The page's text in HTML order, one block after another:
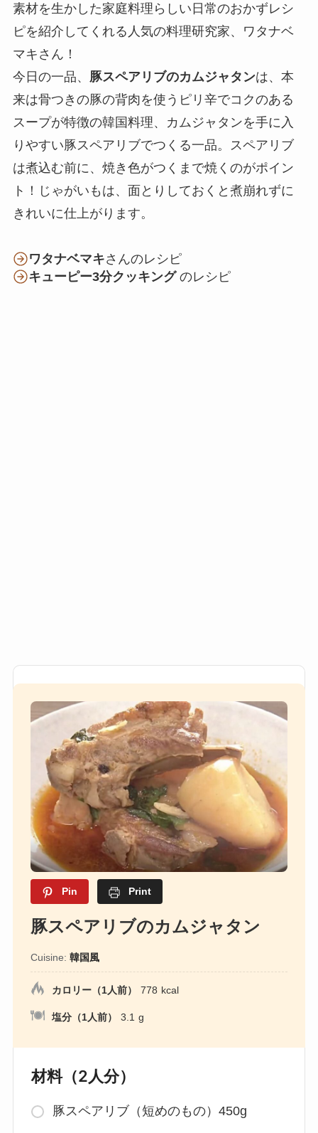
素材を生かした家庭料理らしい日常のおかずレシ
ピを紹介してくれる人気の料理研究家、ワタナベ
マキさん！
今日の一品、 豚スペアリブのカムジャタンは、本
来は骨つきの豚の背肉を使うピリ辛でコクのある
スープが特徴の韓国料理、カムジャタンを手に入
りやすい豚スペアリブでつくる一品。スペアリブ
は煮込む前に、焼き色がつくまで焼くのがポイン
ト！じゃがいもは、面とりしておくと煮崩れずに
きれいに仕上がります。
ワタナベマキさんのレシピ
キューピー3分クッキングのレシピ
Pin Print
豚スペアリブのカムジャタン
Cuisine: 韓国風
カロリー（1人前） 778 kcal
塩分（1人前） 3.1 g
材料（2人分）
豚スペアリブ（短めのもの）450g